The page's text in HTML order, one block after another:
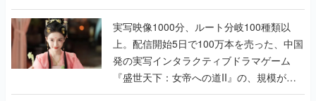
『TATSUJIN EXTREME』で初タッグを組
んだレジェンド2人に訊く開発秘話
実写映像1000分、ルート分岐100種類以
上。配信開始5日で100万本を売った、中国
発の実写インタラクティブドラマゲーム
『盛世天下：女帝への道II』の、規模が違
うこだわりをプロデューサーに聞いた